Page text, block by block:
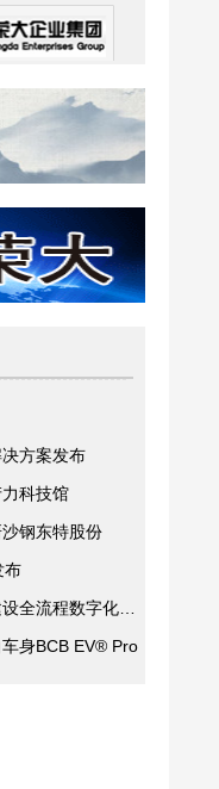
方案发布
科技馆
钢东特股份
布
数字化的智能工...
身BCB EV® Pro